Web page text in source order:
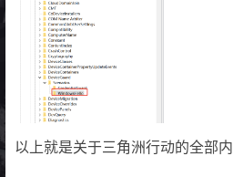
以上就是关于三角洲行动的全部